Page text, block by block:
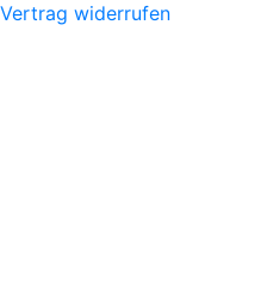
Vertrag widerrufen